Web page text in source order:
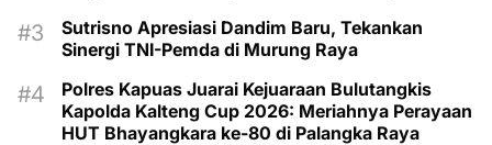
Sutrisno Apresiasi Dandim Baru, Tekankan
Sinergi TNI-Pemda di Murung Raya
Polres Kapuas Juarai Kejuaraan Bulutangkis
Kapolda Kalteng Cup 2026: Meriahnya Perayaan
HUT Bhayangkara ke-80 di Palangka Raya